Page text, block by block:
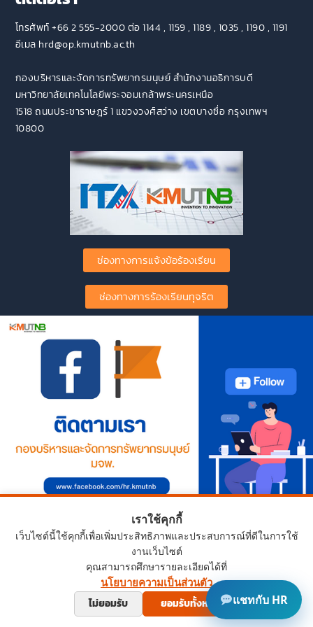
แชทกับ HR
เราใช้คุกกี้
เว็บไซต์นี้ใช้คุกกี้เพื่อเพิ่มประสิทธิภาพและประสบการณ์ที่ดีในการใช้
งานเว็บไซต์
คุณสามารถศึกษารายละเอียดได้ที่
นโยบายความเป็นส่วนตัว
ไม่ยอมรับ ยอมรับทั้งหมด
โทรศัพท์ +66 2 555-2000 ต่อ 1144 , 1159 , 1189 , 1035 , 1190 , 1191
อีเมล hrd@op.kmutnb.ac.th
กองบริหารและจัดการทรัพยากรมนุษย์ สำนักงานอธิการบดี
มหาวิทยาลัยเทคโนโลยีพระจอมเกล้าพระนครเหนือ
1518 ถนนประชาราษฎร์ 1 แขวงวงศ์สว่าง เขตบางซื่อ กรุงเทพฯ
10800
ช่องทางการแจ้งข้อร้องเรียน
ช่องทางการร้องเรียนทุจริต
Copyright © 2024 HRD.KMUTNB.AC.TH